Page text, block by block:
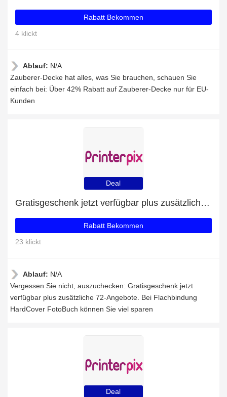
Rabatt Bekommen
4 klickt
Ablauf: N/A
Zauberer-Decke hat alles, was Sie brauchen, schauen Sie
einfach bei: Über 42% Rabatt auf Zauberer-Decke nur für EU-
Kunden
Deal
Gratisgeschenk jetzt verfügbar plus zusätzliche 72-Angebote
Rabatt Bekommen
23 klickt
Ablauf: N/A
Vergessen Sie nicht, auszuchecken: Gratisgeschenk jetzt
verfügbar plus zusätzliche 72-Angebote. Bei Flachbindung
HardCover FotoBuch können Sie viel sparen
Deal